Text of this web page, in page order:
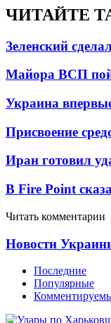
ЧИТАЙТЕ
Зеленский
Майора ВСП
Украина
Присвоение
Иран готовил
В Fire Point
Читать комментарии
Новости
Последние
Популярные